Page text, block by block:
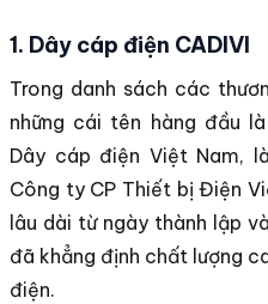
1. Dây cáp điện CADIVI
Trong danh sách các
những cái tên hàng đầu
Dây cáp điện Việt Nam,
Công ty CP Thiết bị Điện
lâu dài từ ngày thành lập
đã khẳng định chất lượng
điện.